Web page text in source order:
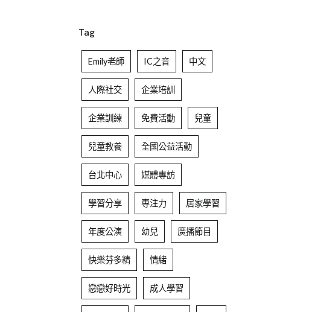
Tag
Emily老師 IC之音 中文
人際社交 企業培訓
企業訓練 免費活動 兒童
兒童教養 全國公益活動
台北中心 媒體專訪
學習分享 專注力 居家學習
年度公演 幼兒 廣播節目
快樂芬多精 情緒
戀戀好時光 成人學習